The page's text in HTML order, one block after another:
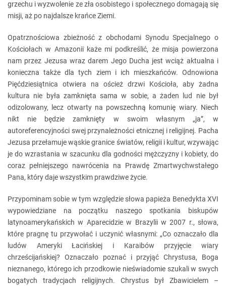
grzechu i wyzwolenie ze zła osobistego i społecznego domagają się
misji, aż po najdalsze krańce Ziemi.
Opatrznościowa zbieżność z obchodami Synodu Specjalnego o
Kościołach w Amazonii każe mi podkreślić, że misja powierzona
nam przez Jezusa wraz darem Jego Ducha jest wciąż aktualna i
konieczna także dla tych ziem i ich mieszkańców. Odnowiona
Pięćdziesiątnica otwiera na oścież drzwi Kościoła, aby żadna
kultura nie była zamknięta sama w sobie, a żaden lud nie był
odizolowany, lecz otwarty na powszechną komunię wiary. Niech
nikt nie będzie zamknięty w swoim własnym „ja”, w
autoreferencyjności swej przynależności etnicznej i religijnej. Pacha
Jezusa przełamuje wąskie granice światów, religii i kultur, wzywając
je do wzrastania w szacunku dla godności mężczyzny i kobiety, do
coraz pełniejszego nawrócenia na Prawdę Zmartwychwstałego
Pana, który daje wszystkim prawdziwe życie.
Przypominam sobie w tym względzie słowa papieża Benedykta XVI
wypowiedziane na początku naszego spotkania biskupów
latynoamerykańskich w Aparecidzie w Brazylii w 2007 r., słowa,
które pragnę tu przywołać i uczynić własnymi: „Co oznaczało dla
ludów Ameryki Łacińskiej i Karaibów przyjęcie wiary
chrześcijańskiej? Oznaczało poznać i przyjąć Chrystusa, Boga
nieznanego, którego ich przodkowie nieświadomie szukali w swych
bogatych tradycjach religijnych. Chrystus był Zbawicielem –